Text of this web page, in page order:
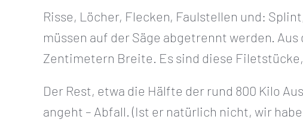
Risse, Löcher, Flecken, Faulstellen und:
müssen auf der Säge abgetrennt werden.
Zentimetern Breite. Es sind diese
Der Rest, etwa die Hälfte der rund 800 Kilo
angeht – Abfall. (Ist er natürlich nicht, wir